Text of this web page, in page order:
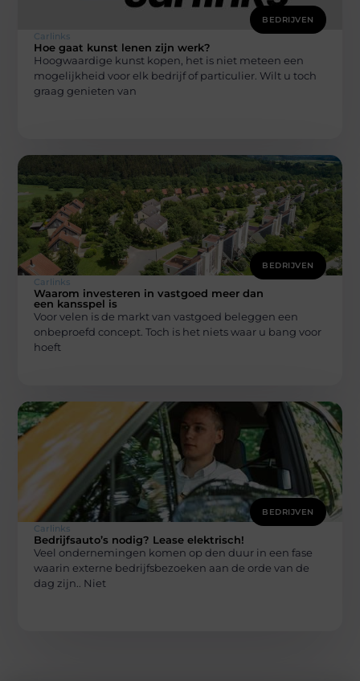
BEDRIJVEN
Carlinks
Hoe gaat kunst lenen zijn werk?
Hoogwaardige kunst kopen, het is niet meteen een
mogelijkheid voor elk bedrijf of particulier. Wilt u toch
graag genieten van
BEDRIJVEN
Carlinks
Waarom investeren in vastgoed meer dan
een kansspel is
Voor velen is de markt van vastgoed beleggen een
onbeproefd concept. Toch is het niets waar u bang voor
hoeft
BEDRIJVEN
Carlinks
Bedrijfsauto’s nodig? Lease elektrisch!
Veel ondernemingen komen op den duur in een fase
waarin externe bedrijfsbezoeken aan de orde van de
dag zijn.. Niet